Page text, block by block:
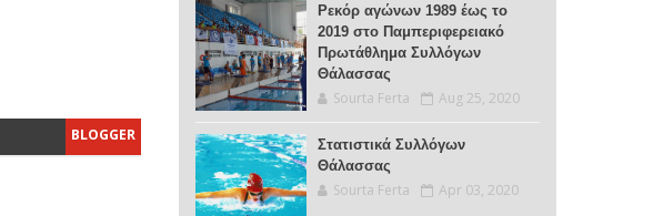
BLOGGER
Ρεκόρ αγώνων 1989 έως το
2019 στο Παμπεριφερειακό
Πρωτάθλημα Συλλόγων
Θάλασσας
Sourta Ferta Aug 25, 2020
Στατιστικά Συλλόγων
Θάλασσας
Sourta Ferta Apr 03, 2020